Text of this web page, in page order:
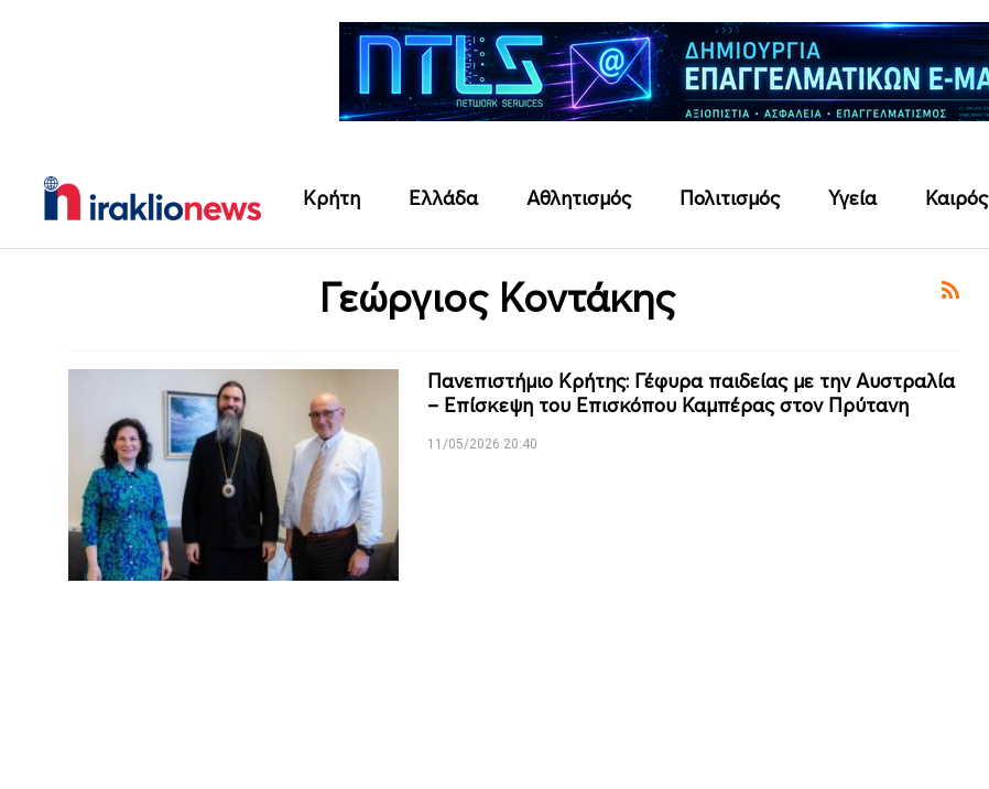
Κρήτη Ελλάδα Αθλητισμός Πολιτισμός Υγεία Καιρός
Γεώργιος Κοντάκης
Πανεπιστήμιο Κρήτης: Γέφυρα παιδείας με την Αυστραλία
– Επίσκεψη του Επισκόπου Καμπέρας στον Πρύτανη
11/05/2026 20:40